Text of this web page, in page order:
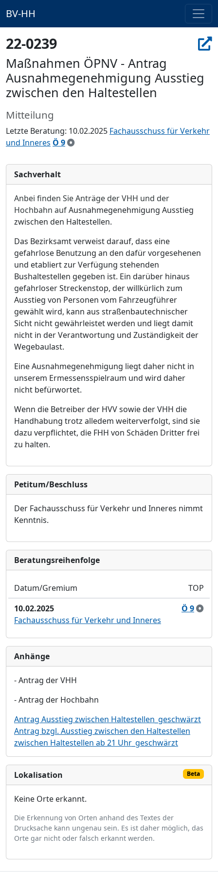
BV-HH
22-0239
Maßnahmen ÖPNV - Antrag
Ausnahmegenehmigung Ausstieg
zwischen den Haltestellen
Mitteilung
Letzte Beratung: 10.02.2025 Fachausschuss für Verkehr
und Inneres Ö 9
Sachverhalt
Anbei finden Sie Anträge der VHH und der
Hochbahn aufAusnahmegenehmigung Ausstieg
zwischen den Haltestellen.
Das Bezirksamt verweist darauf, dass eine
gefahrlose Benutzung an den dafür vorgesehenen
und etabliert zur Verfügung stehenden
Bushaltestellen gegeben ist. Ein darüber hinaus
gefahrloser Streckenstop, der willkürlich zum
Ausstieg von Personen vom Fahrzeugführer
gewählt wird, kann aus straßenbautechnischer
Sicht nicht gewährleistet werden und liegt damit
nicht in der Verantwortung und Zuständigkeit der
Wegebaulast.
Eine Ausnahmegenehmigung liegt daher nicht in
unserem Ermessensspielraum und wird daher
nicht befürwortet.
Wenn die Betreiber der HVV sowie der VHH die
Handhabung trotz alledem weiterverfolgt, sind sie
dazu verpflichtet, die FHH von Schäden Dritter frei
zu halten.
Petitum/Beschluss
Der Fachausschuss für Verkehr und Inneres nimmt
Kenntnis.
Bera­tungs­reihen­folge
Datum/Gremium
TOP
10.02.2025
Ö 9
Fachausschuss für Verkehr und Inneres
Anhänge
-Antrag der VHH
-Antrag der Hochbahn
Antrag Ausstieg zwischen Haltestellen_geschwärzt
Antrag bzgl. Ausstieg zwischen den Haltestellen
zwischen Haltestellen ab 21 Uhr_geschwärzt
Lokalisation Beta
Keine Orte erkannt.
Die Erkennung von Orten anhand des Textes der
Drucksache kann ungenau sein. Es ist daher möglich, das
Orte gar nicht oder falsch erkannt werden.